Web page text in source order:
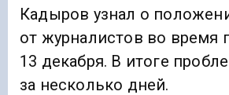
Кадыров узнал о
от журналистов во время
13 декабря. В итоге
за несколько дней.